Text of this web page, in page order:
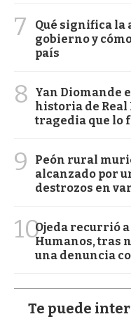
7
Qué significa la
gobierno y
país
8
Yan Diomande
historia de
tragedia que lo
9
Peón rural
alcanzado por
destrozos en
10Ojeda recurrió
Humanos, tras
una denuncia
Te puede